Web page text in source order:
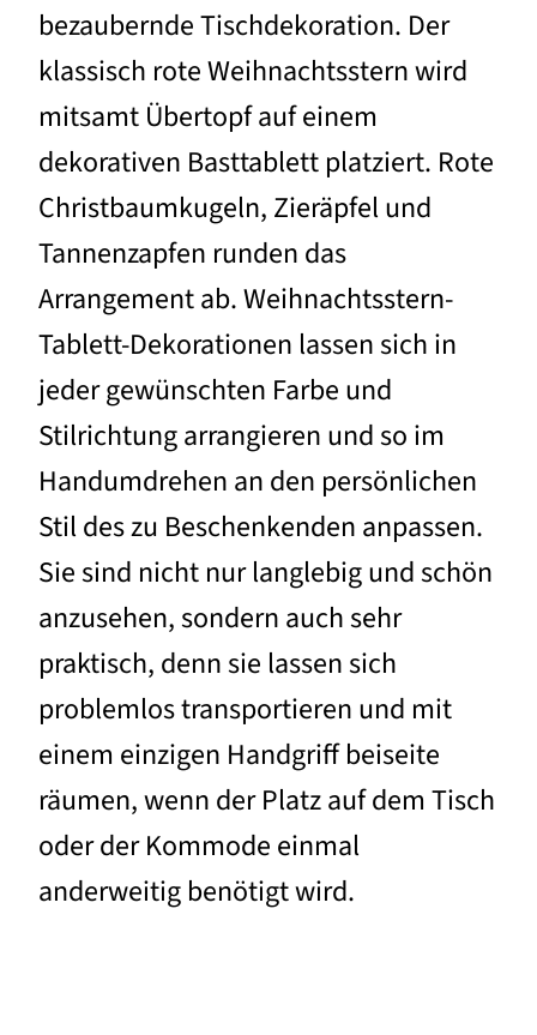
bezaubernde Tischdekoration. Der
klassisch rote Weihnachtsstern wird
mitsamt Übertopf auf einem
dekorativen Basttablett platziert. Rote
Christbaumkugeln, Zieräpfel und
Tannenzapfen runden das
Arrangement ab. Weihnachtsstern-
Tablett-Dekorationen lassen sich in
jeder gewünschten Farbe und
Stilrichtung arrangieren und so im
Handumdrehen an den persönlichen
Stil des zu Beschenkenden anpassen.
Sie sind nicht nur langlebig und schön
anzusehen, sondern auch sehr
praktisch, denn sie lassen sich
problemlos transportieren und mit
einem einzigen Handgriff beiseite
räumen, wenn der Platz auf dem Tisch
oder der Kommode einmal
anderweitig benötigt wird.